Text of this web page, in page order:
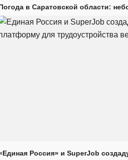
в Саратовской области:
Россия» и SuperJob